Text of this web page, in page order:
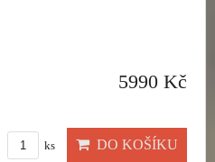
5990 Kč
ks DO KOŠÍKU